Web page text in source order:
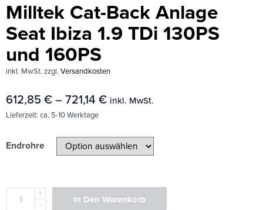
Milltek Cat-Back Anlage
Seat Ibiza 1.9 TDi 130PS
und 160PS
inkl. MwSt. zzgl. Versandkosten
612,85 € – 721,14 € inkl. MwSt.
Lieferzeit: ca. 5-10 Werktage
Endrohre
+
-
In Den Warenkorb